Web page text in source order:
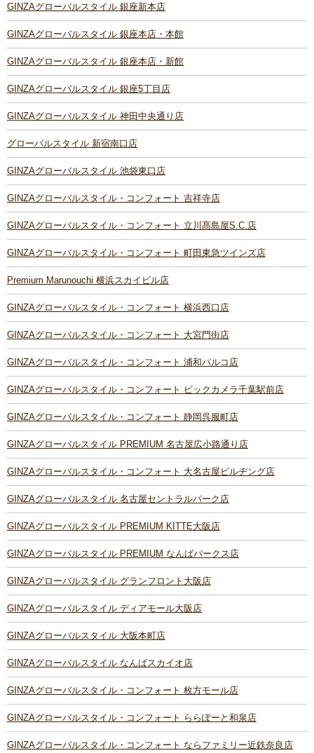
GINZAグローバルスタイル 銀座新本店
GINZAグローバルスタイル 銀座本店・本館
GINZAグローバルスタイル 銀座本店・新館
GINZAグローバルスタイル 銀座5丁目店
GINZAグローバルスタイル 神田中央通り店
グローバルスタイル 新宿南口店
GINZAグローバルスタイル 池袋東口店
GINZAグローバルスタイル・コンフォート 吉祥寺店
GINZAグローバルスタイル・コンフォート 立川髙島屋S.C.店
GINZAグローバルスタイル・コンフォート 町田東急ツインズ店
Premium Marunouchi 横浜スカイビル店
GINZAグローバルスタイル・コンフォート 横浜西口店
GINZAグローバルスタイル・コンフォート 大宮門街店
GINZAグローバルスタイル・コンフォート 浦和パルコ店
GINZAグローバルスタイル・コンフォート ビックカメラ千葉駅前店
GINZAグローバルスタイル・コンフォート 静岡呉服町店
GINZAグローバルスタイル PREMIUM 名古屋広小路通り店
GINZAグローバルスタイル・コンフォート 大名古屋ビルヂング店
GINZAグローバルスタイル 名古屋セントラルパーク店
GINZAグローバルスタイル PREMIUM KITTE大阪店
GINZAグローバルスタイル PREMIUM なんばパークス店
GINZAグローバルスタイル グランフロント大阪店
GINZAグローバルスタイル ディアモール大阪店
GINZAグローバルスタイル 大阪本町店
GINZAグローバルスタイル なんばスカイオ店
GINZAグローバルスタイル・コンフォート 枚方モール店
GINZAグローバルスタイル・コンフォート ららぽーと和泉店
GINZAグローバルスタイル・コンフォート ならファミリー近鉄奈良店